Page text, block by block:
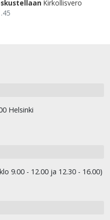
Kirkollisvero
Helsinki
9.00 - 12.00 ja 12.30 - 16.00)